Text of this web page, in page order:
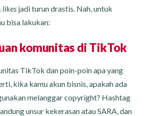
likes jadi turun drastis. Nah, untuk
bisa lakukan:
komunitas di TikTok
TikTok dan poin-poin apa yang
kika kamu akun bisnis, apakah ada
melanggar copyright? Hashtag
unsur kekerasan atau SARA, dan